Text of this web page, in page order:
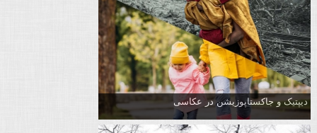
دیپتیک و جاکستا‌پوزیشن در عکاسی